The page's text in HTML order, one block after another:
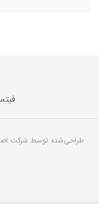
طراحی‌شده توسط شرکت